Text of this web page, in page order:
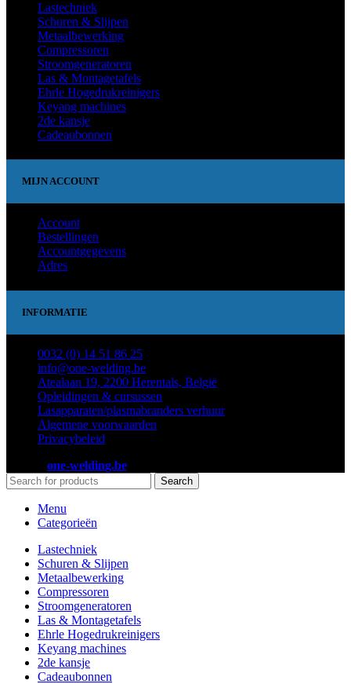
Lastechniek
Schuren & Slijpen
Metaalbewerking
Compressoren
Stroomgeneratoren
Las & Montagetafels
Ehrle Hogedrukreinigers
Keyang machines
2de kansje
Cadeaubonnen
MIJN ACCOUNT
Account
Bestellingen
Accountgegevens
Adres
INFORMATIE
0032 (0) 14 51 86 25
info@one-welding.be
Atealaan 19, 2200 Herentals, België
Opleidingen & cursussen
Lasapparaten/plasmabranders verhuur
Algemene voorwaarden
Privacybeleid
one-welding.be
Search
Menu
Categorieën
Lastechniek
Schuren & Slijpen
Metaalbewerking
Compressoren
Stroomgeneratoren
Las & Montagetafels
Ehrle Hogedrukreinigers
Keyang machines
2de kansje
Cadeaubonnen